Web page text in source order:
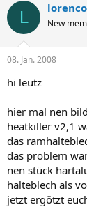
L lorenco
New
08. Jan. 2008
hi leutz
hier mal nen
heatkiller v2,1
das
das problem
nen stück
halteblech als
jetzt ergötzt